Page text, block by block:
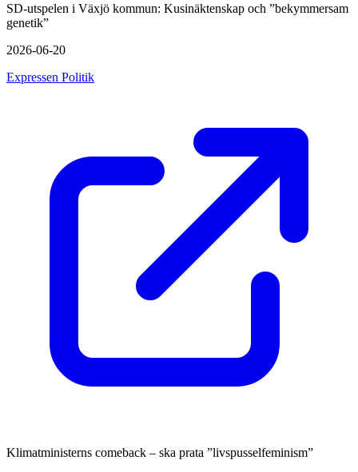
SD-utspelen i Växjö kommun: Kusinäktenskap och ”bekymmersam
genetik”
2026-06-20
Expressen Politik
Klimatministerns comeback – ska prata ”livspusselfeminism”